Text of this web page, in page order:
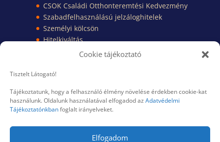
Cookie tájékoztató
Tisztelt Látogató!
Tájékoztatunk, hogy a felhasználó élmény növelése érdekben cookie-kat
használunk. Oldalunk használatával elfogadod az Adatvédelmi
Tájékoztatónkbanfoglalt irányelveket.
Elfogadom
CSOK Családi Otthonteremtési Kedvezmény
Szabadfelhasználású jelzáloghitelek
Személyi kölcsön
Hitelkiváltás
Pénzügyi Kisokos
Pénzügyi dokumentumok
TUDÁSBÁZIS
RÓLAM
BLOG